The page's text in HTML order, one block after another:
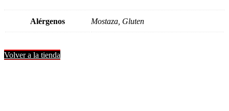
Alérgenos Mostaza, Gluten
Volver a la tienda